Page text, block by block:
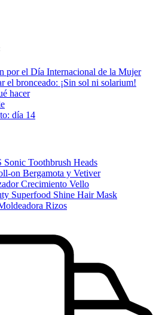
por el Día Internacional de la Mujer
el bronceado: ¡Sin sol ni solarium!
hacer
día 14
Toothbrush Heads
on Bergamota y Vetiver
Crecimiento Vello
Superfood Shine Hair Mask
Rizos